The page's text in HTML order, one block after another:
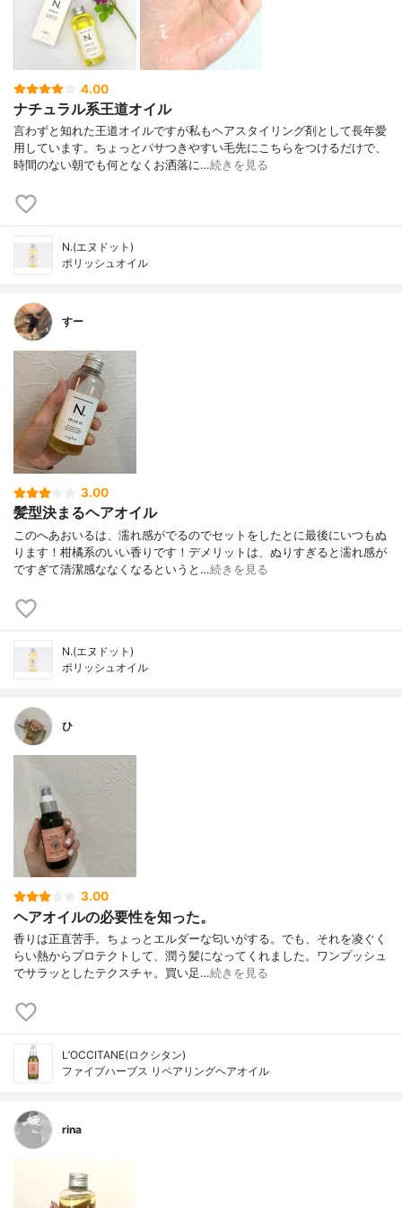
4.00
ナチュラル系王道オイル
言わずと知れた王道オイルですが私もヘアスタイリング剤として長年愛
用しています。ちょっとパサつきやすい毛先にこちらをつけるだけで、
時間のない朝でも何となくお洒落に…続きを見る
N.(エヌドット)
ポリッシュオイル
すー
3.00
髪型決まるヘアオイル
このへあおいるは、濡れ感がでるのでセットをしたとに最後にいつもぬ
ります！柑橘系のいい香りです！デメリットは、ぬりすぎると濡れ感が
ですぎて清潔感ななくなるというと…続きを見る
N.(エヌドット)
ポリッシュオイル
ひ
3.00
ヘアオイルの必要性を知った。
香りは正直苦手。ちょっとエルダーな匂いがする。でも、それを凌ぐく
らい熱からプロテクトして、潤う髪になってくれました。ワンプッシュ
でサラッとしたテクスチャ。買い足…続きを見る
L’OCCITANE(ロクシタン)
ファイブハーブス リペアリングヘアオイル
rina